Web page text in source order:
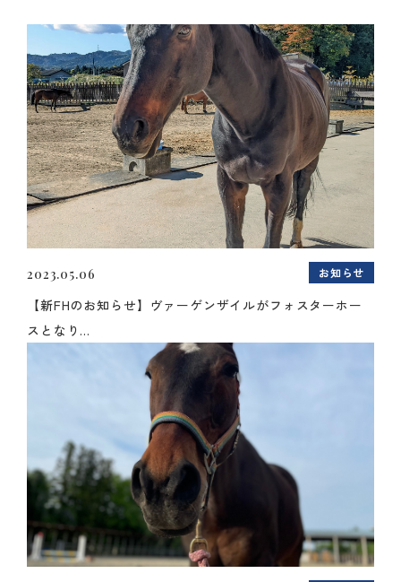
2023.05.06 お知らせ
【新FHのお知らせ】ヴァーゲンザイルがフォスターホー
スとなり...